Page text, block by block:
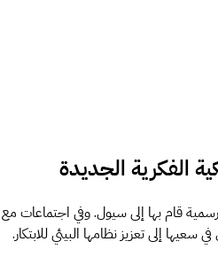
الفكرية الجديدة
رسمية قام بها إلى سيول. وفي
سعيها إلى تعزيز نظامها البيئي للابتكار.